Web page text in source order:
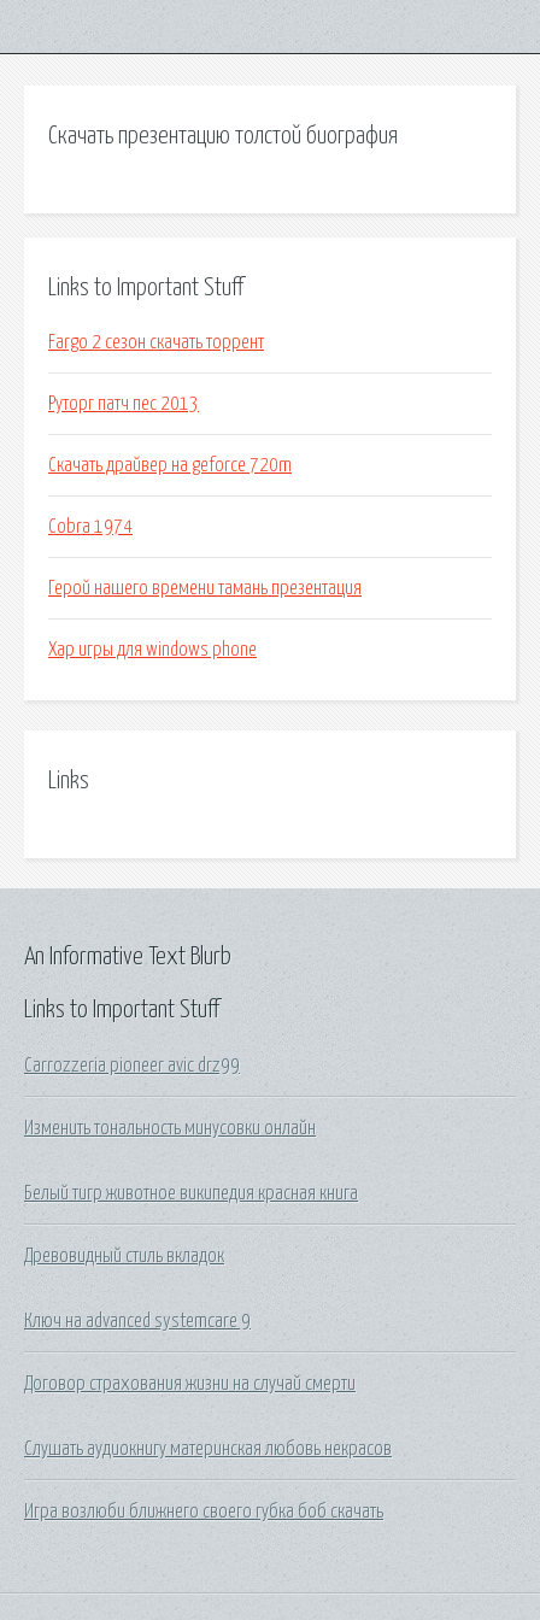
Скачать презентацию толстой биография
Links to Important Stuff
Fargo 2 сезон скачать торрент
Руторг патч пес 2013
Скачать драйвер на geforce 720m
Cobra 1974
Герой нашего времени тамань презентация
Xap игры для windows phone
Links
Links to Important Stuff
Carrozzeria pioneer avic drz99
Изменить тональность минусовки онлайн
Белый тигр животное википедия красная книга
Древовидный стиль вкладок
Ключ на advanced systemcare 9
Договор страхования жизни на случай смерти
Слушать аудиокнигу материнская любовь некрасов
Игра возлюби ближнего своего губка боб скачать
An Informative Text Blurb